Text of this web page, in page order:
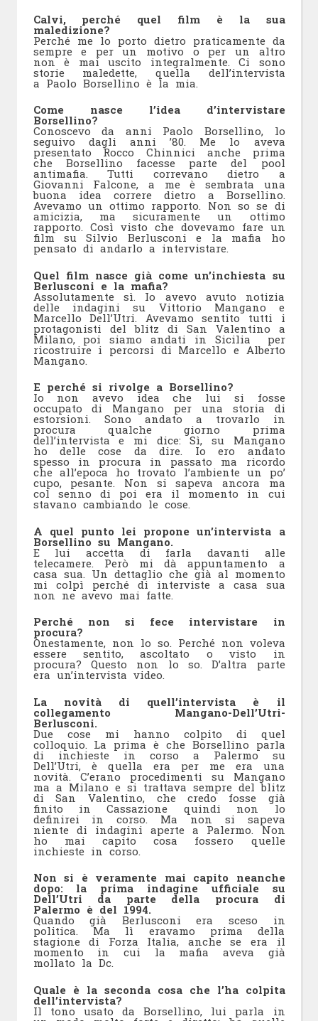
Calvi, perché quel film è la sua
maledizione?
Perché me lo porto dietro praticamente da
sempre e per un motivo o per un altro
non è mai uscito integralmente. Ci sono
storie maledette, quella dell’intervista
a Paolo Borsellino è la mia.
Come nasce l’idea d’intervistare
Borsellino?
Conoscevo da anni Paolo Borsellino, lo
seguivo dagli anni ’80. Me lo aveva
presentato Rocco Chinnici anche prima
che Borsellino facesse parte del pool
antimafia. Tutti correvano dietro a
Giovanni Falcone, a me è sembrata una
buona idea correre dietro a Borsellino.
Avevamo un ottimo rapporto. Non so se di
amicizia, ma sicuramente un ottimo
rapporto. Così visto che dovevamo fare un
film su Silvio Berlusconi e la mafia ho
pensato di andarlo a intervistare.
Quel film nasce già come un’inchiesta su
Berlusconi e la mafia?
Assolutamente sì. Io avevo avuto notizia
delle indagini su Vittorio Mangano e
Marcello Dell’Utri. Avevamo sentito tutti i
protagonisti del blitz di San Valentino a
Milano, poi siamo andati in Sicilia per
ricostruire i percorsi di Marcello e Alberto
Mangano.
E perché si rivolge a Borsellino?
Io non avevo idea che lui si fosse
occupato di Mangano per una storia di
estorsioni. Sono andato a trovarlo in
procura qualche giorno prima
dell’intervista e mi dice: Sì, su Mangano
ho delle cose da dire. Io ero andato
spesso in procura in passato ma ricordo
che all’epoca ho trovato l’ambiente un po’
cupo, pesante. Non si sapeva ancora ma
col senno di poi era il momento in cui
stavano cambiando le cose.
A quel punto lei propone un’intervista a
Borsellino su Mangano.
E lui accetta di farla davanti alle
telecamere. Però mi dà appuntamento a
casa sua. Un dettaglio che già al momento
mi colpì perché di interviste a casa sua
non ne avevo mai fatte.
Perché non si fece intervistare in
procura?
Onestamente, non lo so. Perché non voleva
essere sentito, ascoltato o visto in
procura? Questo non lo so. D’altra parte
era un’intervista video.
La novità di quell’intervista è il
collegamento Mangano-Dell’Utri-
Berlusconi.
Due cose mi hanno colpito di quel
colloquio. La prima è che Borsellino parla
di inchieste in corso a Palermo su
Dell’Utri, è quella era per me era una
novità. C’erano procedimenti su Mangano
ma a Milano e si trattava sempre del blitz
di San Valentino, che credo fosse già
finito in Cassazione quindi non lo
definirei in corso. Ma non si sapeva
niente di indagini aperte a Palermo. Non
ho mai capito cosa fossero quelle
inchieste in corso.
Non si è veramente mai capito neanche
dopo: la prima indagine ufficiale su
Dell’Utri da parte della procura di
Palermo è del 1994.
Quando già Berlusconi era sceso in
politica. Ma lì eravamo prima della
stagione di Forza Italia, anche se era il
momento in cui la mafia aveva già
mollato la Dc.
Quale è la seconda cosa che l’ha colpita
dell’intervista?
Il tono usato da Borsellino, lui parla in